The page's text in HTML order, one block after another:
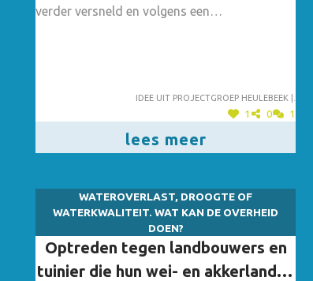
verder versneld en volgens een
Idee uit projectgroep heulebeek |.
1 0 1
lees meer
WATEROVERLAST, DROOGTE OF
WATERKWALITEIT. WAT KAN DE OVERHEID
DOEN?
Optreden tegen landbouwers en
tuinier die hun wei- en akkerlanden